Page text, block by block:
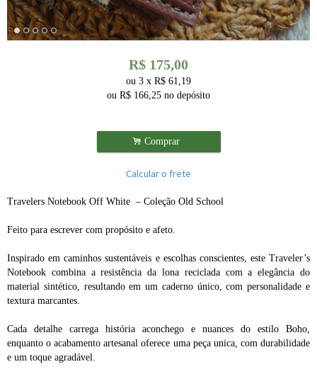
R$ 175,00
ou 3 x R$ 61,19
ou R$ 166,25 no depósito
. Comprar
Calcular o frete
Travelers Notebook Off White – Coleção Old School
Feito para escrever com propósito e afeto.
Inspirado em caminhos sustentáveis e escolhas conscientes, este Traveler’s
Notebook combina a resistência da lona reciclada com a elegância do
material sintético, resultando em um caderno único, com personalidade e
textura marcantes.
Cada detalhe carrega história aconchego e nuances do estilo Boho,
enquanto o acabamento artesanal oferece uma peça unica, com durabilidade
e um toque agradável.